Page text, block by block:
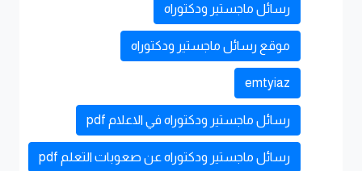
رسائل ماجستير ودكتوراه
موقع رسائل ماجستير ودكتوراه
emtyiaz
رسائل ماجستير ودكتوراه في الاعلام pdf
رسائل ماجستير ودكتوراه عن صعوبات التعلم pdf